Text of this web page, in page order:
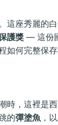
這座秀麗的
護獎 — 這份
如何完整保
時，這裡是
的彈塗魚 ，